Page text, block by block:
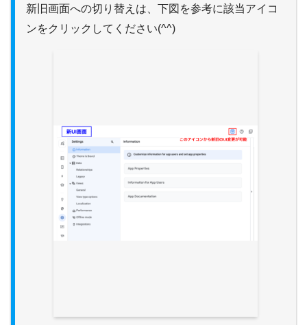
新旧画面への切り替えは、下図を参考に該当アイコ
ンをクリックしてください(^^)